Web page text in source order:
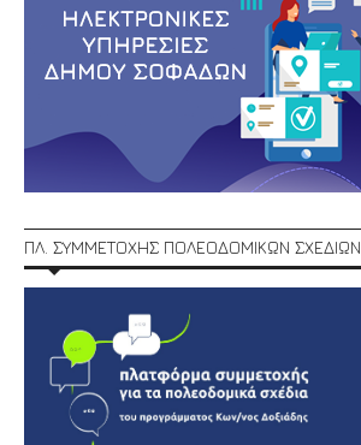
ΠΛ. ΣΥΜΜΕΤΟΧΗΣ ΠΟΛΕΟΔΟΜΙΚΩΝ ΣΧΕΔΙΩΝ